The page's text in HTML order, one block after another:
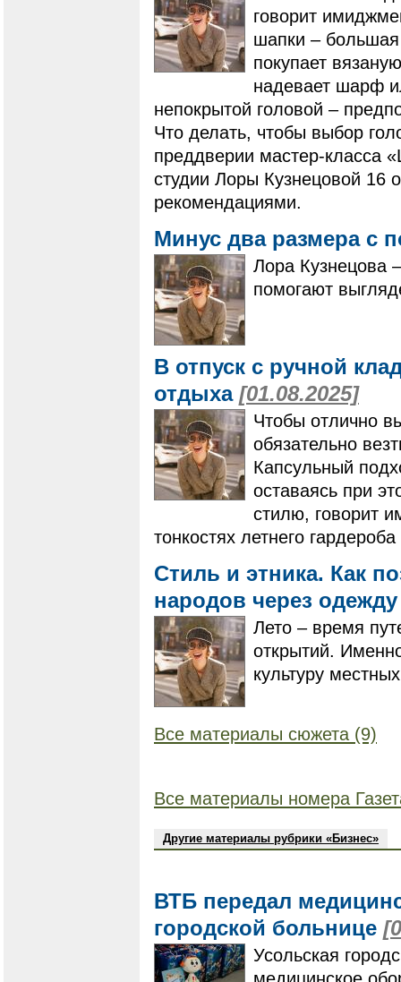
говорит
шапки –
покупает
надевает шарф
непокрытой головой –
Что делать, чтобы выбор
преддверии мастер-класса
студии Лоры Кузнецовой 16
рекомендациями.
Минус два размера
Лора Кузнецова
помогают
В отпуск с ручной
отдыха [01.08.2025]
Чтобы отлично
обязательно
Капсульный
оставаясь при
стилю, говорит
тонкостях летнего
Стиль и этника. Как
народов через
Лето – время
открытий.
культуру
Все материалы сюжета (9)
Все материалы номера
Другие материалы рубрики «Бизнес»
ВТБ передал
городской больнице
Усольская